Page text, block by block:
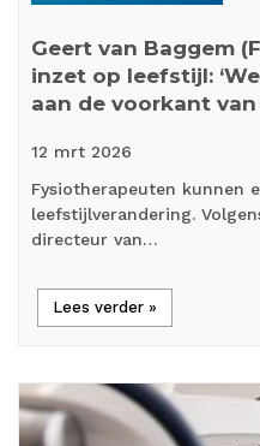
Geert van Baggem
inzet op leefstijl:
aan de voorkant van
12 mrt 2026
Fysiotherapeuten kunnen
leefstijlverandering.
directeur van…
Lees verder »